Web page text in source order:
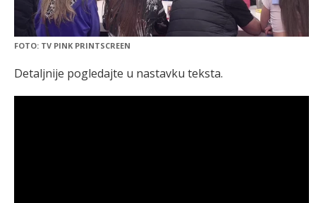
FOTO: TV PINK PRINTSCREEN
Detaljnije pogledajte u nastavku teksta.